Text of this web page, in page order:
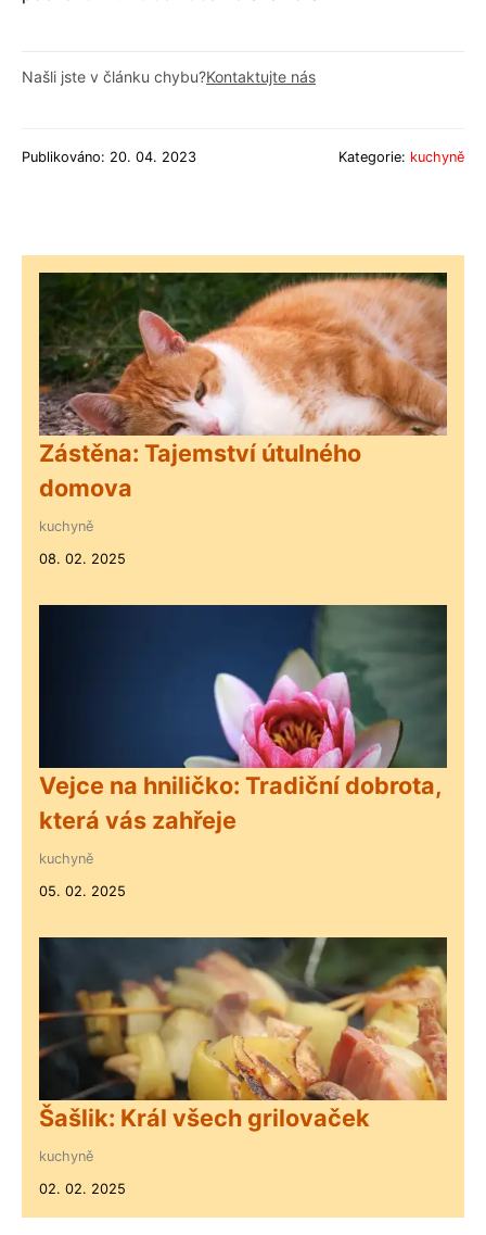
Našli jste v článku chybu?Kontaktujte nás
Publikováno: 20. 04. 2023 Kategorie: kuchyně
Zástěna: Tajemství útulného
domova
kuchyně
08. 02. 2025
Vejce na hniličko: Tradiční dobrota,
která vás zahřeje
kuchyně
05. 02. 2025
Šašlik: Král všech grilovaček
kuchyně
02. 02. 2025